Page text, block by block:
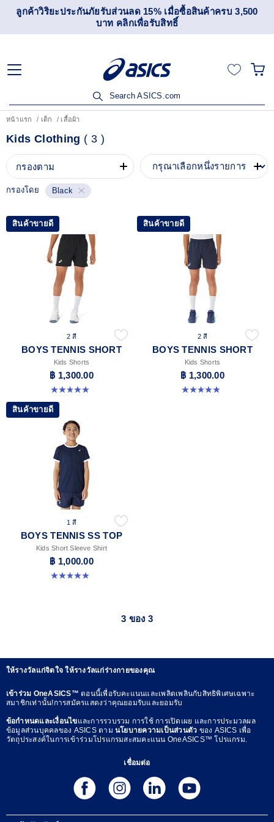
ลูกค้าวิริยะประกันภัยรับส่วนลด 15% เมื่อซื้อสินค้าครบ 3,500
บาท คลิกเพื่อรับสิทธิ์
Search ASICS.com
หน้าแรก เด็ก เสื้อผ้า
Kids Clothing ( 3 )
กรองตาม
กรองโดย Black
สินค้าขายดี
2 สี
BOYS TENNIS SHORT
Kids Shorts
฿ 1,300.00
5.0 จาก 5 ดาว 9 รีวิว
สินค้าขายดี
2 สี
BOYS TENNIS SHORT
Kids Shorts
฿ 1,300.00
5.0 จาก 5 ดาว 9 รีวิว
สินค้าขายดี
1 สี
BOYS TENNIS SS TOP
Kids Short Sleeve Shirt
฿ 1,000.00
5.0 จาก 5 ดาว 1 รีวิว
3 ของ 3
ให้รางวัลแก่จิตใจ ให้รางวัลแก่ร่างกายของคุณ
เข้าร่วม OneASICS™ตอนนี้เพื่อรับคะแนนและเพลิดเพลินกับสิทธิพิเศษเฉพาะ
สมาชิกเท่านั้น!การสมัครแสดงว่าคุณยอมรับและยอมรับ
ข้อกำหนดและเงื่อนไขและการรวบรวม การใช้ การเปิดเผย และการประมวลผล
ข้อมูลส่วนบุคคลของ ASICS ตาม นโยบายความเป็นส่วนตัว ของ ASICS เพื่อ
วัตถุประสงค์ในการเข้าร่วมโปรแกรมสะสมคะแนน OneASICS™ โปรแกรม.
เชื่อมต่อ